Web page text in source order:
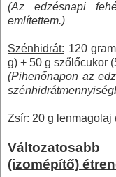
(Az edzésnapi
említettem.)
Szénhidrát: 120
g) + 50 g szőlőcukor (
(Pihenőnapon az
Zsír: 20 g lenmagolaj
(izomépítő)